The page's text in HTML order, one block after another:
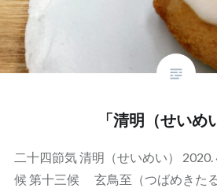
「清明（せいめ
二十四節気 清明（せいめい）
候 第十三候 玄鳥至（つばめきた